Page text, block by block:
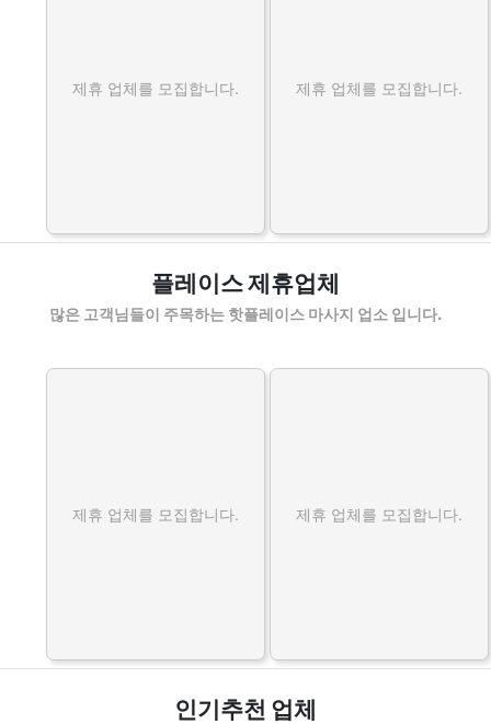
제휴 업체를 모집합니다. 제휴 업체를 모집합니다.
플레이스 제휴업체
많은 고객님들이 주목하는 핫플레이스 마사지 업소 입니다.
제휴 업체를 모집합니다. 제휴 업체를 모집합니다.
인기추천 업체